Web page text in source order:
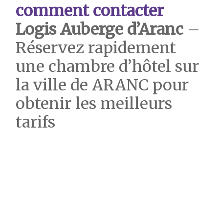
comment contacter
Logis Auberge d’Aranc–
Réservez rapidement
une chambre d’hôtel sur
la ville de ARANC pour
obtenir les meilleurs
tarifs